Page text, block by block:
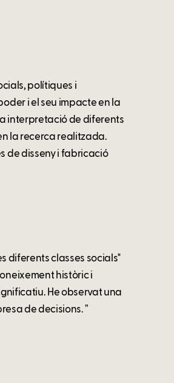
polítiques i
i el seu impacte en la
interpretació de diferents
la recerca realitzada.
de disseny i fabricació
diferents classes socials"
històric i
He observat una
de decisions. ˮ